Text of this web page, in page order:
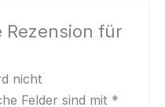
Rezension für
nicht
Felder sind mit *